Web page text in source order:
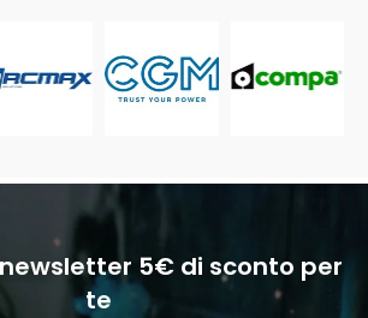
5€ di sconto per
te